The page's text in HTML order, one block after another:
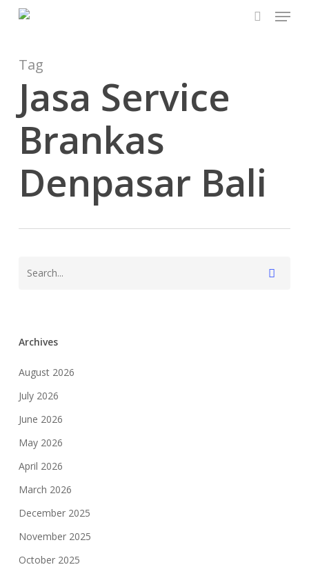
content
Menu
Tag
Jasa Service
Brankas
Denpasar Bali
Jasa
Denpasar
Service
&
Pindah
|
08977777177
Archives
August 2026
July 2026
June 2026
May 2026
April 2026
March 2026
December 2025
November 2025
October 2025